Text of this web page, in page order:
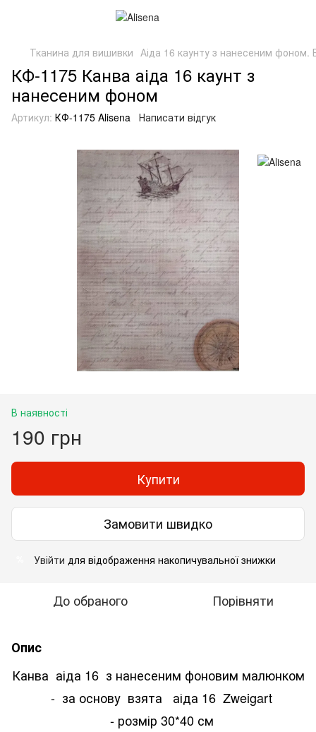
Тканина для вишивки Аіда 16 каунту з нанесеним фоном.
КФ-1175 Канва аіда 16 каунт з
нанесеним фоном
Артикул: КФ-1175 Alisena Написати відгук
В наявності
190 грн
Купити
Замовити швидко
Увійти для відображення накопичувальної знижки
До обраного Порівняти
Опис
Канва аіда 16 з нанесеним фоновим малюнком
- за основу взята аіда 16 Zweigart
- розмір 30*40 см